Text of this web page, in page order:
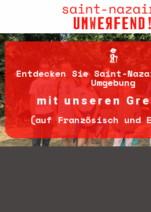
principal
Entdecken Sie Saint-
Umgebung
mit unseren
(auf Französisch und